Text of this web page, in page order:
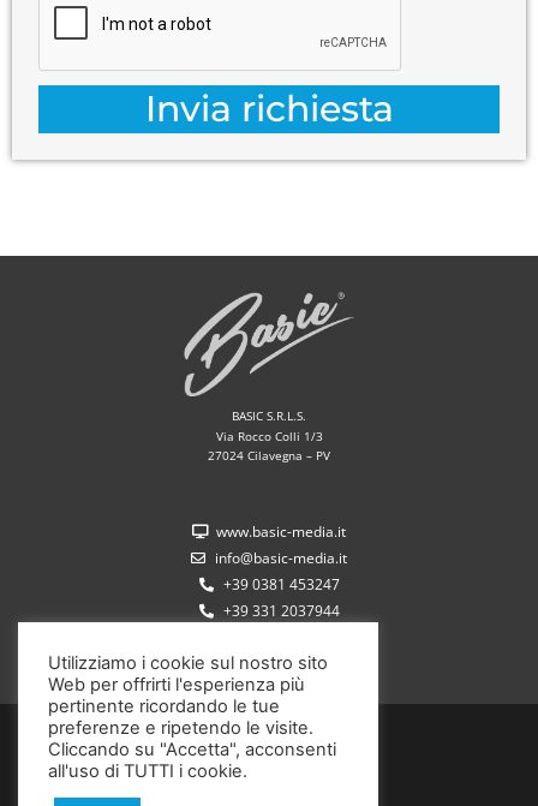
Invia richiesta
BASIC S.R.L.S.
Via Rocco Colli 1/3
27024 Cilavegna – PV
www.basic-media.it
info@basic-media.it
+39 0381 453247
+39 331 2037944
P.IVA 02572350185
Copyright ©2020 Basic S.r.l.s.
Utilizziamo i cookie sul nostro sito
Web per offrirti l'esperienza più
pertinente ricordando le tue
preferenze e ripetendo le visite.
Cliccando su "Accetta", acconsenti
all'uso di TUTTI i cookie.